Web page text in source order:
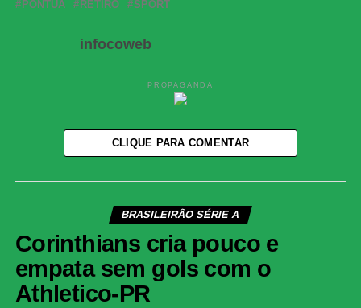
PONTUA
RETIRO SPORT
infocoweb
PROPAGANDA
CLIQUE PARA COMENTAR
BRASILEIRÃO SÉRIE A
Corinthians cria pouco e
empata sem gols com o
Athletico-PR